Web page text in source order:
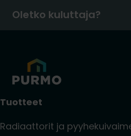
Oletko kuluttaja?
Tuotteet
Radiaattorit ja